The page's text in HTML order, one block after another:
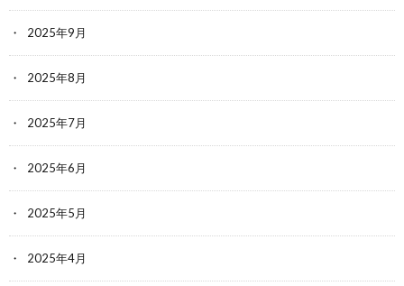
2025年9月
2025年8月
2025年7月
2025年6月
2025年5月
2025年4月